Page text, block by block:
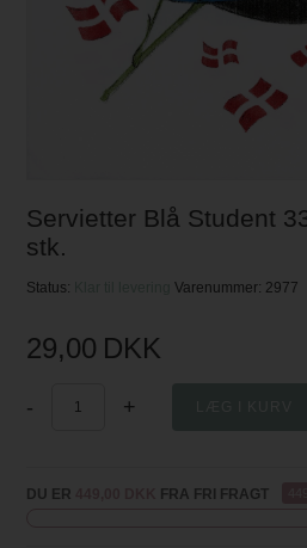
Servietter Blå Student
stk.
Status: Klar til leveringVarenummer: 2977
29,00 DKK
- +
DU ER FRA FRI FRAGT